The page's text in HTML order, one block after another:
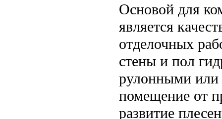
Основой для
является
отделочных
стены и пол
рулонными
помещение от
развитие